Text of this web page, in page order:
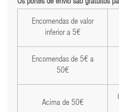
Os portes de envio são gratuitos
Encomendas de valor
inferior a 5€
Encomendas de 5€ a
50€
Acima de 50€